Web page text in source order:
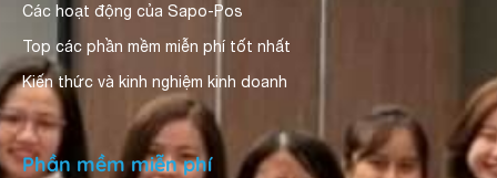
Các hoạt động của Sapo-Pos
Top các phần mềm miễn phí tốt nhất
Kiến thức và kinh nghiệm kinh doanh
Phần mềm miễn phí